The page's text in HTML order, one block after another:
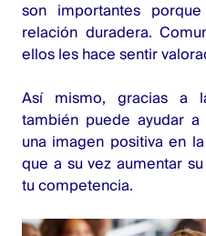
son importantes
relación duradera.
ellos les hace sentir
Así mismo, gracias a
también puede ayudar
una imagen positiva en
que a su vez aumentar
tu competencia.